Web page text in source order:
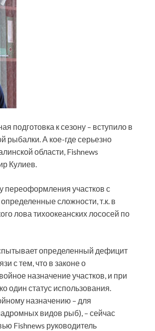
подготовка к сезону – вступило в
рыбалки. А кое-где серьезно
области, Fishnews
Кулиев.
переоформления участков с
сложности, т.к. в
лова тихоокеанских лососей по
определенный дефицит
с тем, что в законе о
назначение участков, и при
один статус использования.
назначению – для
видов рыб), – сейчас
Fishnews руководитель